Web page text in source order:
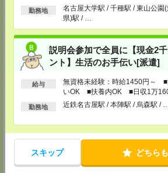
以上
勤務地
名古屋大学駅 / 千種駅 / 東山公園(
県)駅 / …
説明会参加で全員に【現金2
ント】生活のお手伝い[派遣]
給与
無資格未経験：時給1450円～
いOK ■扶養内OK ■日収1万
以上
勤務地 近鉄名古屋駅 / 本陣駅 / 烏森駅 / …
スキップ どちら
【電話登録】
弊社HPよりマイページ作成をお願いします
電話での登録の際に、マイページ作成をいただ
所要時間
【電話登録】30分程度
・お仕事のご紹介など
〒460-0008
名古屋市中区栄 2-3-1 名古屋広小路ビルヂング 5F
TEL：0120-503-713
CS_NAGOYA@manpowergroup.jp
担当：採用担当